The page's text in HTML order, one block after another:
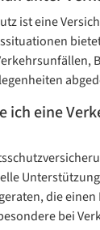
ist eine
ich eine
die einen
bei